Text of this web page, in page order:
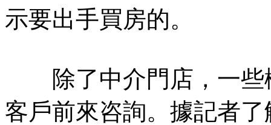
示要出手買房的。
除了中介門店，一些
客戶前來咨詢。據記者